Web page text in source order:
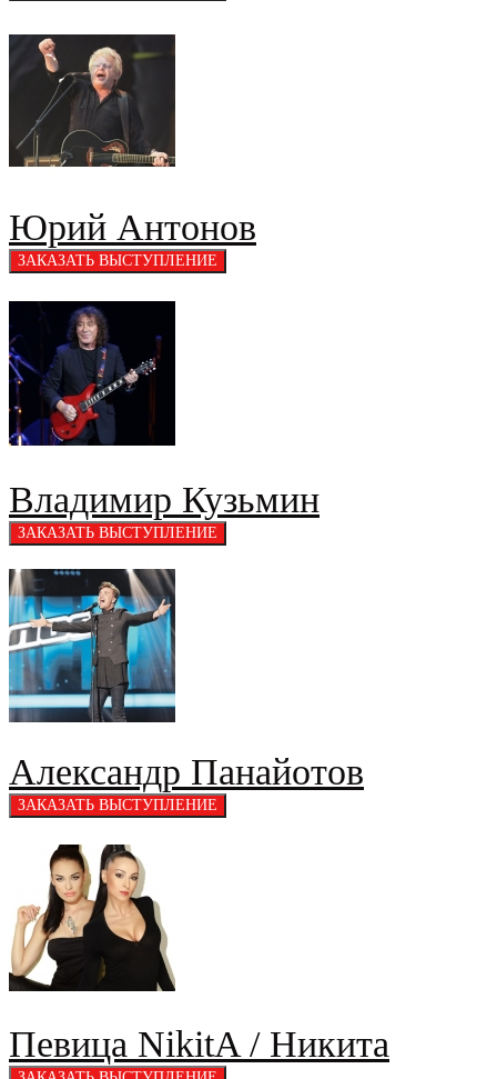
Юрий Антонов
Владимир Кузьмин
Александр Панайотов
Певица NikitA / Никита